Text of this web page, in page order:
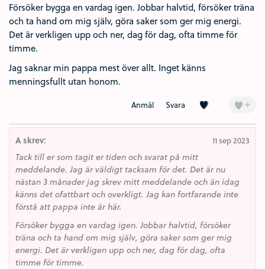
Försöker bygga en vardag igen. Jobbar halvtid, försöker träna
och ta hand om mig själv, göra saker som ger mig energi.
Det är verkligen upp och ner, dag för dag, ofta timme för
timme.
Jag saknar min pappa mest över allt. Inget känns
menningsfullt utan honom.
Anmäl Svara Kärlek (4) +
A skrev: 11 sep 2023
Tack till er som tagit er tiden och svarat på mitt
meddelande. Jag är väldigt tacksam för det. Det är nu
nästan 3 månader jag skrev mitt meddelande och än idag
känns det ofattbart och overkligt. Jag kan fortfarande inte
förstå att pappa inte är här.
Försöker bygga en vardag igen. Jobbar halvtid, försöker
träna och ta hand om mig själv, göra saker som ger mig
energi. Det är verkligen upp och ner, dag för dag, ofta
timme för timme.